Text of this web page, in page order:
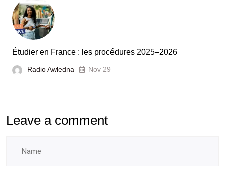
et
écoles
Étudier en France : les procédures 2025–2026
Radio Awledna Nov 29
Leave a comment